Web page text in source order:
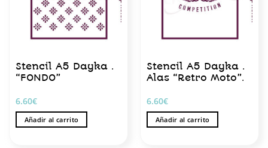
Stencil A5 Dayka .
“FONDO”
6.60€
Añadir al carrito
Stencil A5 Dayka .
Alas “Retro Moto”.
6.60€
Añadir al carrito